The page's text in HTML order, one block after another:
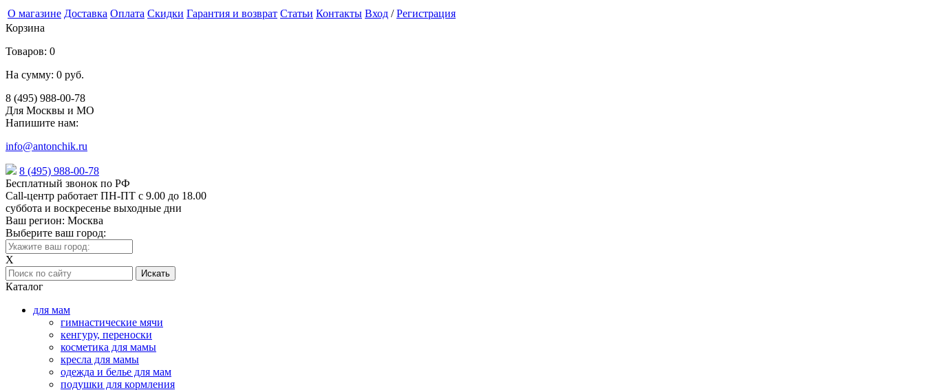
О магазине Доставка Оплата Скидки Гарантия и возврат Статьи Контакты Вход /Регистрация
Корзина
Товаров: 0
На сумму: 0 руб.
8 (495) 988-00-78
Для Москвы и МО
Напишите нам:
info@antonchik.ru
8 (495) 988-00-78
Бесплатный звонок по РФ
Call-центр работает ПН-ПТ с 9.00 до 18.00
суббота и воскресенье выходные дни
Ваш регион: Москва
Выберите ваш город:
X
Каталог
для мам
гимнастические мячи
кенгуру, переноски
косметика для мамы
кресла для мамы
одежда и белье для мам
подушки для кормления